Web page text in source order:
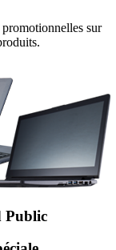
sur
Public